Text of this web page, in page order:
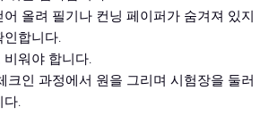
어 올려 필기나 컨닝 페이퍼가 숨겨져 있지
인합니다.
비워야 합니다.
크인 과정에서 원을 그리며 시험장을 둘러
다.